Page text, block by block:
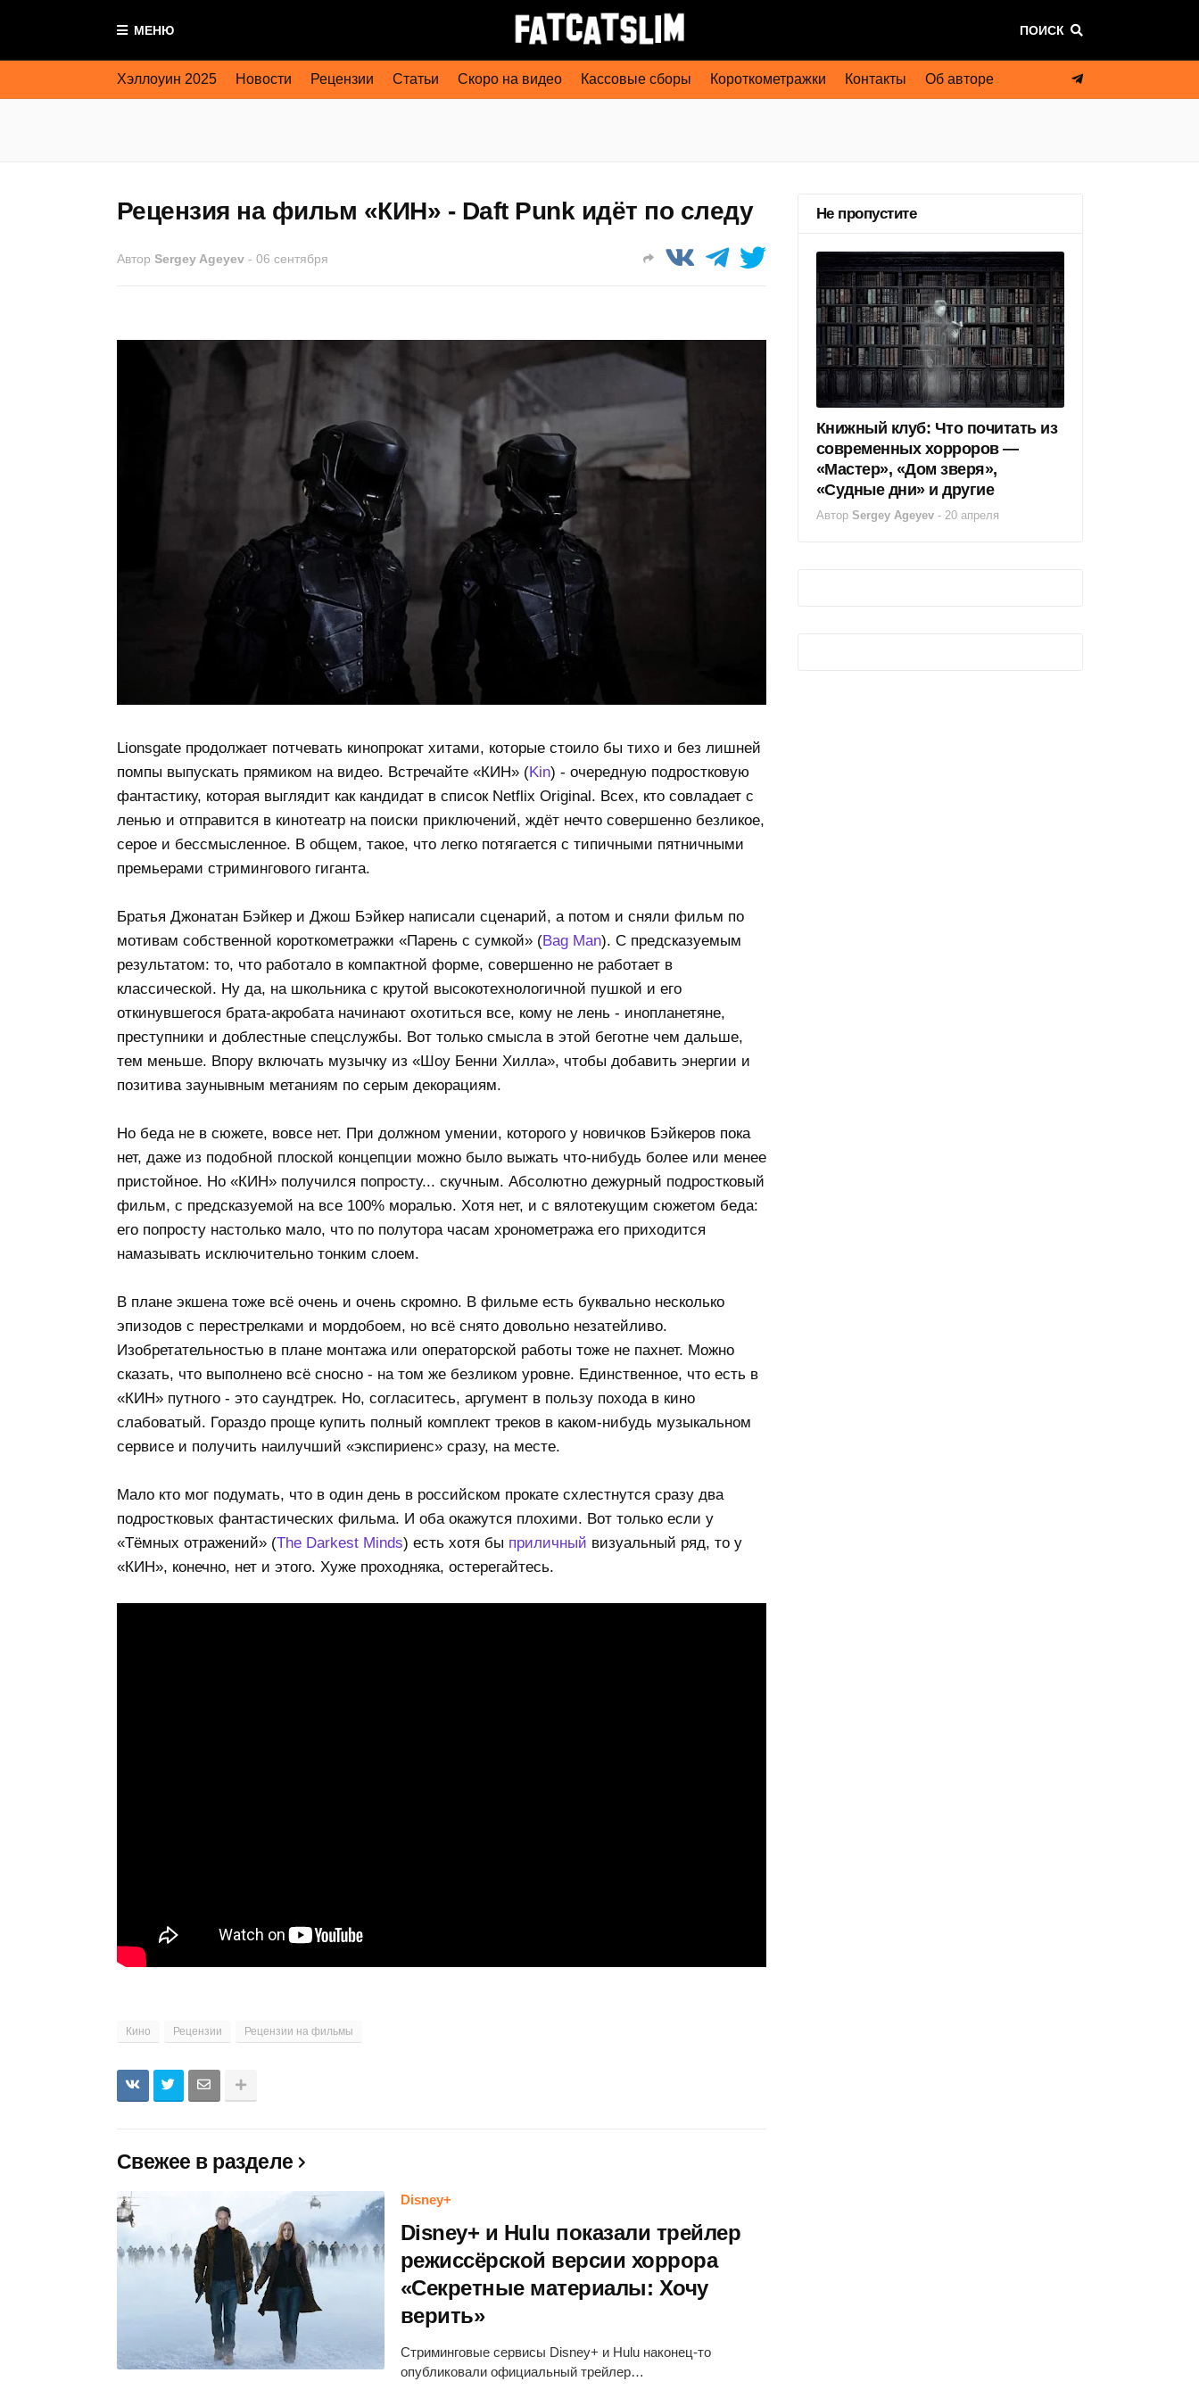
МЕНЮ ПОИСК
Хэллоуин 2025 Новости Рецензии Статьи Скоро на видео Кассовые сборы Короткометражки Контакты Об авторе
Рецензия на фильм «КИН» - Daft Punk идёт по следу
Автор Sergey Ageyev - 06 сентября
Lionsgate продолжает потчевать кинопрокат хитами, которые стоило бы тихо и без лишней
помпы выпускать прямиком на видео. Встречайте «КИН» (Kin) - очередную подростковую
фантастику, которая выглядит как кандидат в список Netflix Original. Всех, кто совладает с
ленью и отправится в кинотеатр на поиски приключений, ждёт нечто совершенно безликое,
серое и бессмысленное. В общем, такое, что легко потягается с типичными пятничными
премьерами стримингового гиганта.
Братья Джонатан Бэйкер и Джош Бэйкер написали сценарий, а потом и сняли фильм по
мотивам собственной короткометражки «Парень с сумкой» (Bag Man). С предсказуемым
результатом: то, что работало в компактной форме, совершенно не работает в
классической. Ну да, на школьника с крутой высокотехнологичной пушкой и его
откинувшегося брата-акробата начинают охотиться все, кому не лень - инопланетяне,
преступники и доблестные спецслужбы. Вот только смысла в этой беготне чем дальше,
тем меньше. Впору включать музычку из «Шоу Бенни Хилла», чтобы добавить энергии и
позитива заунывным метаниям по серым декорациям.
Но беда не в сюжете, вовсе нет. При должном умении, которого у новичков Бэйкеров пока
нет, даже из подобной плоской концепции можно было выжать что-нибудь более или менее
пристойное. Но «КИН» получился попросту... скучным. Абсолютно дежурный подростковый
фильм, с предсказуемой на все 100% моралью. Хотя нет, и с вялотекущим сюжетом беда:
его попросту настолько мало, что по полутора часам хронометража его приходится
намазывать исключительно тонким слоем.
В плане экшена тоже всё очень и очень скромно. В фильме есть буквально несколько
эпизодов с перестрелками и мордобоем, но всё снято довольно незатейливо.
Изобретательностью в плане монтажа или операторской работы тоже не пахнет. Можно
сказать, что выполнено всё сносно - на том же безликом уровне. Единственное, что есть в
«КИН» путного - это саундтрек. Но, согласитесь, аргумент в пользу похода в кино
слабоватый. Гораздо проще купить полный комплект треков в каком-нибудь музыкальном
сервисе и получить наилучший «экспириенс» сразу, на месте.
Мало кто мог подумать, что в один день в российском прокате схлестнутся сразу два
подростковых фантастических фильма. И оба окажутся плохими. Вот только если у
«Тёмных отражений» (The Darkest Minds) есть хотя бы приличный визуальный ряд, то у
«КИН», конечно, нет и этого. Хуже проходняка, остерегайтесь.
Кино Рецензии Рецензии на фильмы
Свежее в разделе
Disney+
Disney+ и Hulu показали трейлер
режиссёрской версии хоррора
«Секретные материалы: Хочу
верить»
Стриминговые сервисы Disney+ и Hulu наконец-то
опубликовали официальный трейлер…
Не пропустите
Книжный клуб: Что почитать из
современных хорроров —
«Мастер», «Дом зверя»,
«Судные дни» и другие
Автор Sergey Ageyev - 20 апреля